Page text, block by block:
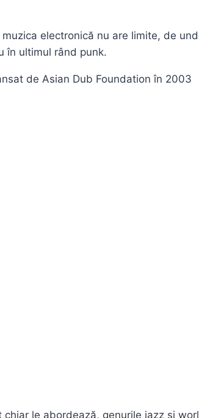
electronică nu are limite, de
în ultimul rând punk.
de Asian Dub Foundation în 2003
le abordează, genurile jazz si